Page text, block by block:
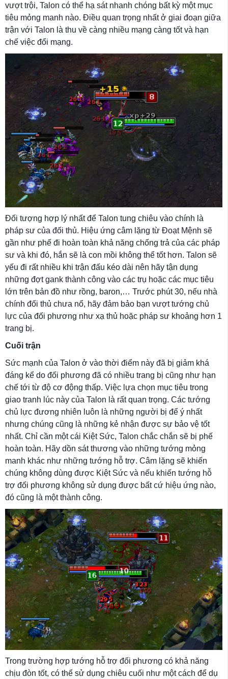
vượt trội, Talon có thể hạ sát nhanh chóng bất kỳ một mục
tiêu mỏng manh nào. Điều quan trọng nhất ở giai đoạn giữa
trận với Talon là thu về càng nhiều mạng càng tốt và hạn
chế việc đổi mạng.
Đối tượng hợp lý nhất để Talon tung chiêu vào chính là
pháp sư của đối thủ. Hiệu ứng câm lặng từ Đoạt Mệnh sẽ
gần như phế đi hoàn toàn khả năng chống trả của các pháp
sư và khi đó, hắn sẽ là con mồi không thể tốt hơn. Talon sẽ
yếu đi rất nhiều khi trận đấu kéo dài nên hãy tận dụng
những đợt gank thành công vào các trụ hoặc các mục tiêu
lớn trên bản đồ như rồng, baron,… Trước phút 30, nếu nhà
chính đối thủ chưa nổ, hãy đảm bảo bạn vượt tướng chủ
lực của đối phương như xạ thủ hoặc pháp sư khoảng hơn 1
trang bị.
Cuối trận
Sức mạnh của Talon ở vào thời điểm này đã bị giảm khá
đáng kể do đối phương đã có nhiều trang bị cũng như hạn
chế tới từ độ cơ động thấp. Việc lựa chọn mục tiêu trong
giao tranh lúc này của Talon là rất quan trọng. Các tướng
chủ lực đương nhiên luôn là những người bị để ý nhất
nhưng chúng cũng là những kẻ nhận được sự bảo vệ tốt
nhất. Chỉ cần một cái Kiệt Sức, Talon chắc chắn sẽ bị phế
hoàn toàn. Hãy dồn sát thương vào những tướng mỏng
manh khác như những tướng hỗ trợ. Câm lặng sẽ khiến
chúng không dùng được Kiệt Sức và nếu khiến tướng hỗ
trợ đối phương không sử dụng được bất cứ hiệu ứng nào,
đó cũng là một thành công.
Trong trường hợp tướng hỗ trợ đối phương có khả năng
chịu đòn tốt, có thể sử dụng chiêu cuối như một cách để dụ